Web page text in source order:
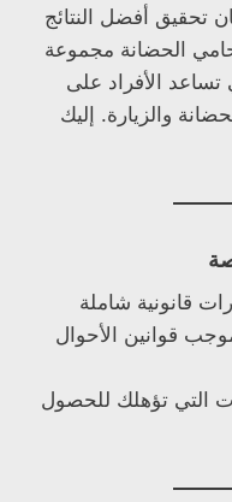
تحقيق أفضل النتائج
الحضانة مجموعة
تساعد الأفراد على
والزيارة. إليك
قانونية شاملة
قوانين الأحوال
التي تؤهلك للحصول